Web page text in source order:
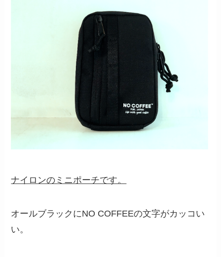
ナイロンのミニポーチです。
オールブラックにNO COFFEEの文字がカッコい
い。